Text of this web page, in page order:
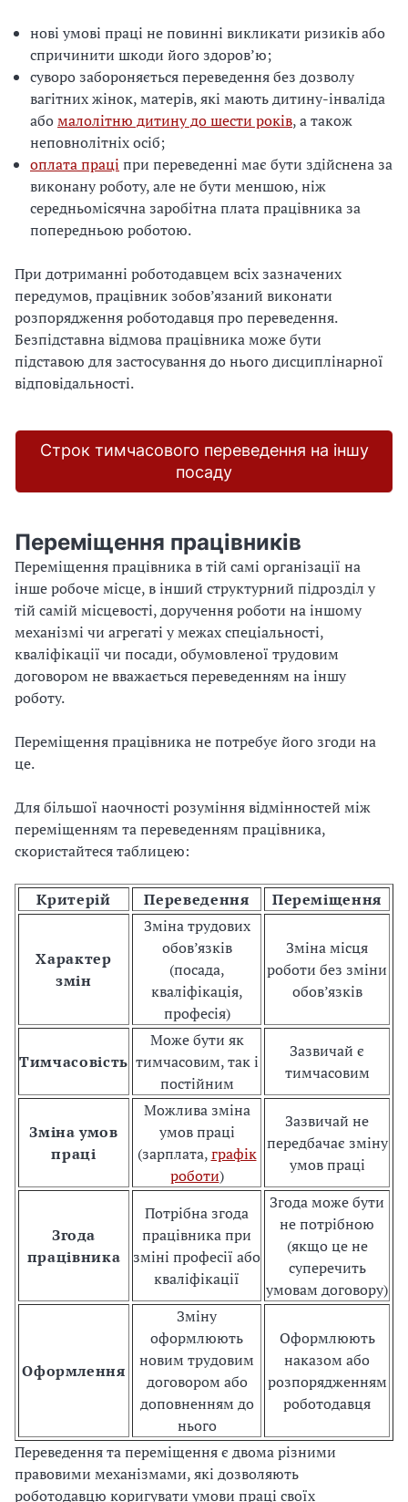
нові умові праці не повинні викликати ризиків або
спричинити шкоди його здоров’ю;
суворо забороняється переведення без дозволу
вагітних жінок, матерів, які мають дитину-інваліда
абомалолітню дитину до шести років, а також
неповнолітніх осіб;
оплата праці при переведенні має бути здійснена за
виконану роботу, але не бути меншою, ніж
середньомісячна заробітна плата працівника за
попередньою роботою.
При дотриманні роботодавцем всіх зазначених
передумов, працівник зобов’язаний виконати
розпорядження роботодавця про переведення.
Безпідставна відмова працівника може бути
підставою для застосування до нього дисциплінарної
відповідальності.
Строк тимчасового переведення на іншу
посаду
Переміщення працівників
Переміщення працівника в тій самі організації на
інше робоче місце, в інший структурний підрозділ у
тій самій місцевості, доручення роботи на іншому
механізмі чи агрегаті у межах спеціальності,
кваліфікації чи посади, обумовленої трудовим
договором не вважається переведенням на іншу
роботу.
Переміщення працівника не потребує його згоди на
це.
Для більшої наочності розуміння відмінностей між
переміщенням та переведенням працівника,
скористайтеся таблицею:
Критерій Переведення Переміщення
Характер
змін
Зміна трудових
обов’язків
(посада,
кваліфікація,
професія)
Зміна місця
роботи без зміни
обов’язків
Тимчасовість
Може бути як
тимчасовим, так і
постійним
Зазвичай є
тимчасовим
Зміна умов
праці
Можлива зміна
умов праці
(зарплата,графік
роботи)
Зазвичай не
передбачає зміну
умов праці
Згода
працівника
Потрібна згода
працівника при
зміні професії або
кваліфікації
Згода може бути
не потрібною
(якщо це не
суперечить
умовам договору)
Оформлення
Зміну
оформлюють
новим трудовим
договором або
доповненням до
нього
Оформлюють
наказом або
розпорядженням
роботодавця
Переведення та переміщення є двома різними
правовими механізмами, які дозволяють
роботодавцю коригувати умови праці своїх